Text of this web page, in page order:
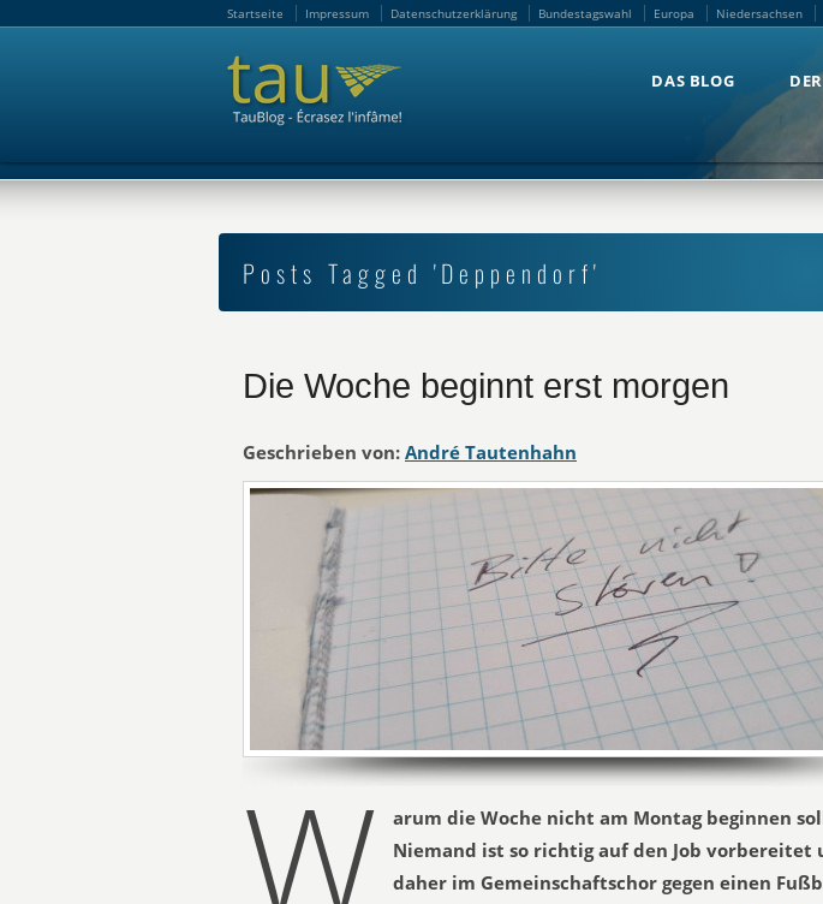
Startseite Impressum Datenschutzerklärung Bundestagswahl Europa Niedersachsen
DAS BLOG
Posts Tagged 'Deppendorf'
Die Woche beginnt erst morgen
Geschrieben von: André Tautenhahn
W
arum die Woche nicht am Montag beginnen
Niemand ist so richtig auf den Job vorbereitet
daher im Gemeinschaftschor gegen einen
Startseite Impressum Datenschutzerklärung Bundestagswahl Europa Niedersachsen
DAS BLOG